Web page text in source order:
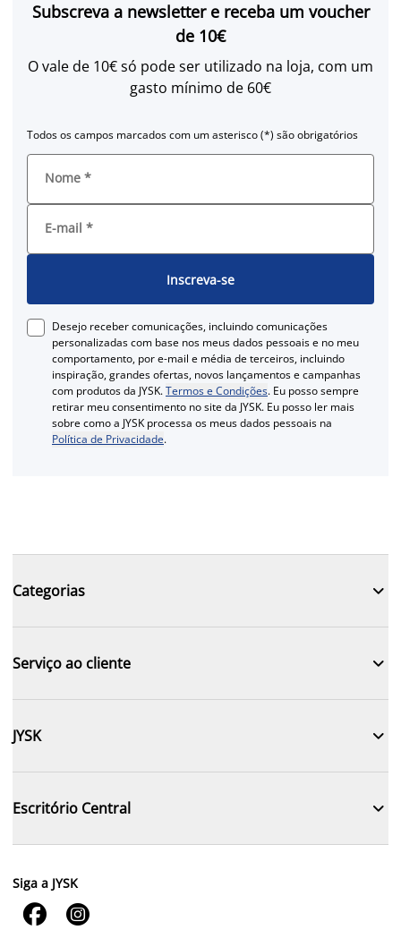
Subscreva a newsletter e receba um voucher
de 10€
O vale de 10€ só pode ser utilizado na loja, com um
gasto mínimo de 60€
Todos os campos marcados com um asterisco (*) são obrigatórios
Nome *
E-mail *
Inscreva-se
Desejo receber comunicações, incluindo comunicações
personalizadas com base nos meus dados pessoais e no meu
comportamento, por e-mail e média de terceiros, incluindo
inspiração, grandes ofertas, novos lançamentos e campanhas
com produtos da JYSK.Termos e Condições. Eu posso sempre
retirar meu consentimento no site da JYSK. Eu posso ler mais
sobre como a JYSK processa os meus dados pessoais na
Política de Privacidade.
Categorias 
Serviço ao cliente 
JYSK 
Escritório Central 
Siga a JYSK
 